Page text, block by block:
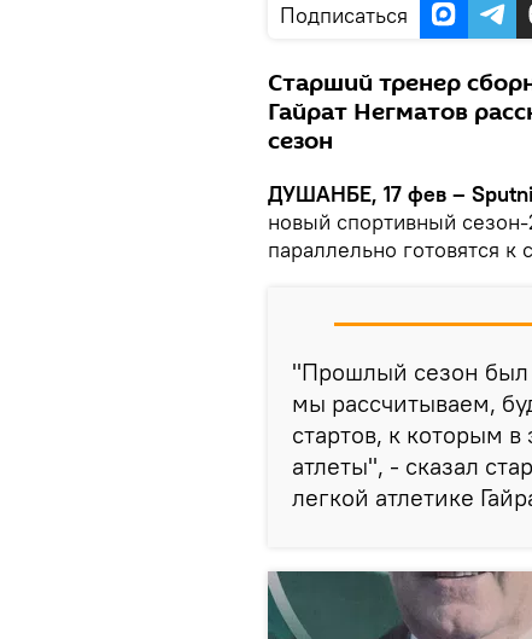
Подписаться
Старший тренер
Гайрат Негматов
сезон
ДУШАНБЕ, 17 фев –
новый спортивный
параллельно готовятся
"Прошлый сезон
мы рассчитываем,
стартов, к которым
атлеты", - сказал
легкой атлетике